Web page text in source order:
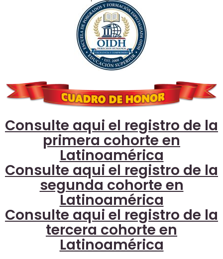
Consulte aqui el registro de la
primera cohorte en
Latinoamérica
Consulte aqui el registro de la
segunda cohorte en
Latinoamérica
Consulte aqui el registro de la
tercera cohorte en
Latinoamérica